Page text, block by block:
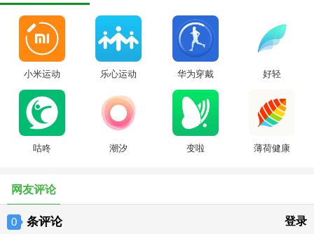
米动圈分享我的每一次运动，还可以上首页推荐哦；
报名线上活动随时随地大家一起动；
精选商城让资深装备控为你选装备。
温馨提示：
- 本应用支持 Apple 「健康」 应用，授权后可以将你的步数、睡眠、
心率等健康数据同步到 「健康」应用
- 持续运行 GPS 在后台可能会降低你的电池续航时间
小米运动 乐心运动 华为穿戴 好轻
咕咚 潮汐 变啦 薄荷健康
网友评论
0 条评论 登录